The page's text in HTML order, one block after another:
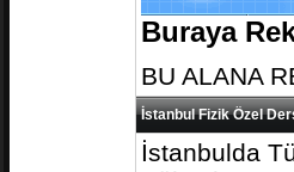
Buraya
BU ALANA
İstanbul Fizik Özel
İstanbulda